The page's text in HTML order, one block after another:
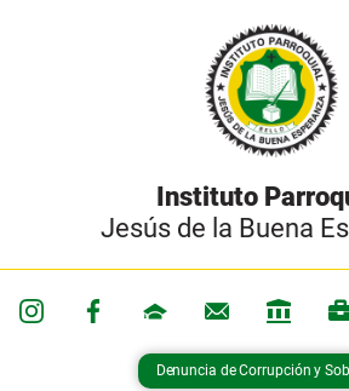
Instituto
Jesús de la Buena
Denuncia de Corrupción y